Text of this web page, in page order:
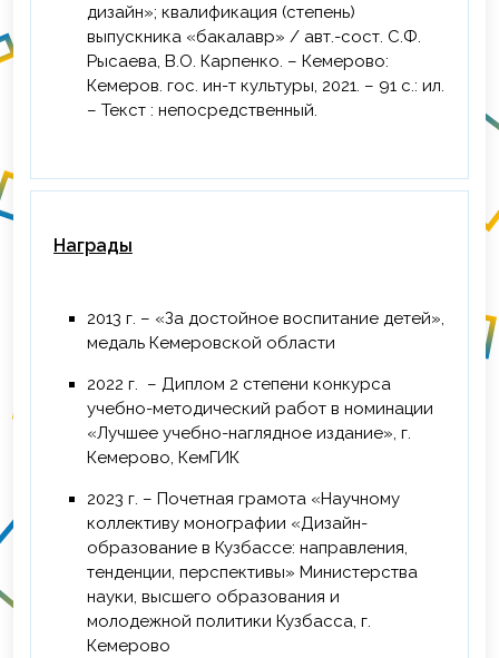
дизайн»; квалификация (степень)
выпускника «бакалавр» / авт.-сост. С.Ф.
Рысаева, В.О. Карпенко. – Кемерово:
Кемеров. гос. ин-т культуры, 2021. – 91 с.: ил.
– Текст : непосредственный.
Награды
2013 г. – «За достойное воспитание детей»,
медаль Кемеровской области
2022 г. ­ – Диплом 2 степени конкурса
учебно-методический работ в номинации
«Лучшее учебно-наглядное издание», г.
Кемерово, КемГИК
2023 г. – Почетная грамота «Научному
коллективу монографии «Дизайн-
образование в Кузбассе: направления,
тенденции, перспективы» Министерства
науки, высшего образования и
молодежной политики Кузбасса, г.
Кемерово